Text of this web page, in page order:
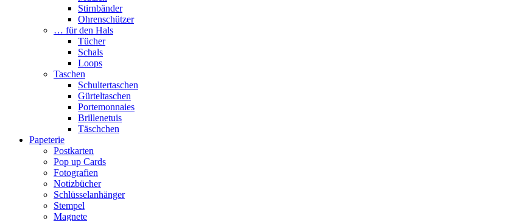
Stirnbänder
Ohrenschützer
… für den Hals
Tücher
Schals
Loops
Taschen
Schultertaschen
Gürteltaschen
Portemonnaies
Brillenetuis
Täschchen
Papeterie
Postkarten
Pop up Cards
Fotografien
Notizbücher
Schlüsselanhänger
Stempel
Magnete